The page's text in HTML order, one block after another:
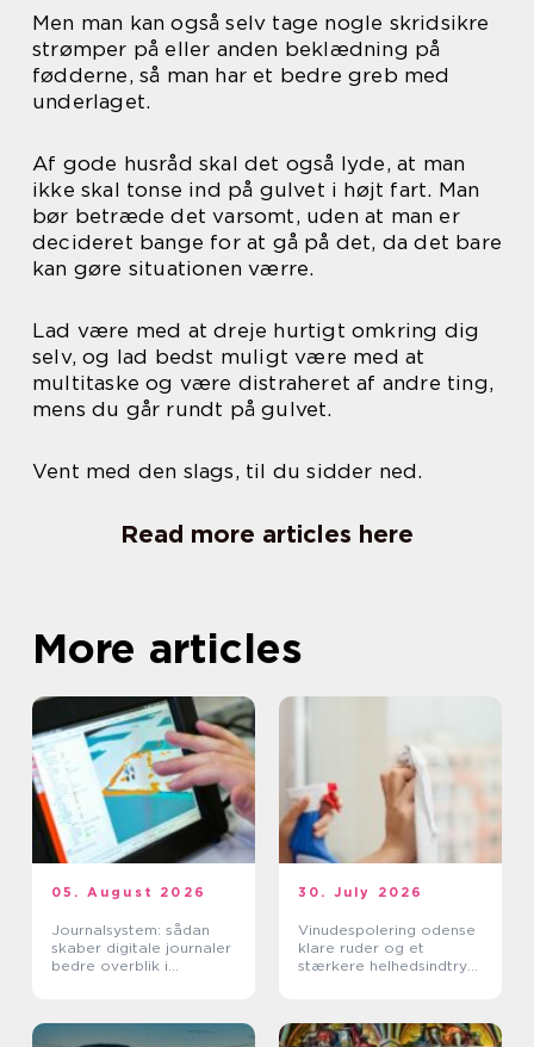
Men man kan også selv tage nogle skridsikre
strømper på eller anden beklædning på
fødderne, så man har et bedre greb med
underlaget.
Af gode husråd skal det også lyde, at man
ikke skal tonse ind på gulvet i højt fart. Man
bør betræde det varsomt, uden at man er
decideret bange for at gå på det, da det bare
kan gøre situationen værre.
Lad være med at dreje hurtigt omkring dig
selv, og lad bedst muligt være med at
multitaske og være distraheret af andre ting,
mens du går rundt på gulvet.
Vent med den slags, til du sidder ned.
Read more articles here
More articles
05. August 2026
Journalsystem: sådan
skaber digitale journaler
bedre overblik i
30. July 2026
Vinudespolering odense
klare ruder og et
stærkere helhedsindtryk